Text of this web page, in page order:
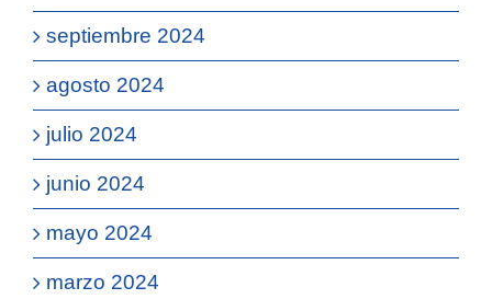
septiembre 2024
agosto 2024
julio 2024
junio 2024
mayo 2024
marzo 2024